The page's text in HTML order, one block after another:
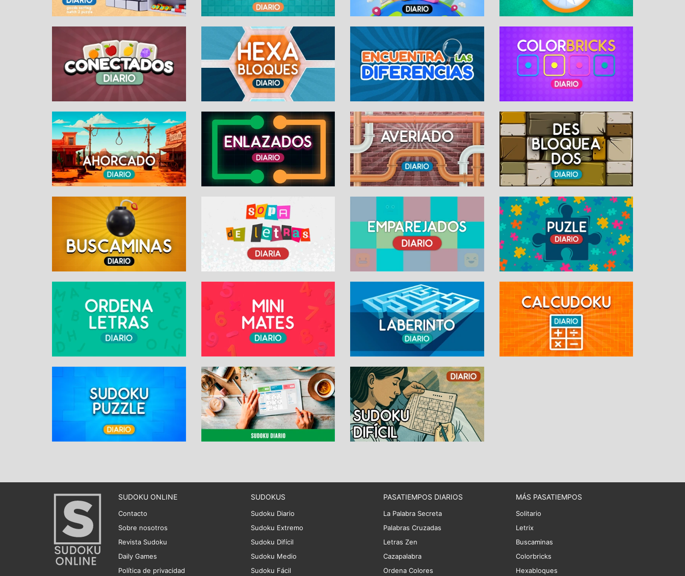
SUDOKU ONLINE
Contacto
Sobre nosotros
Revista Sudoku
Daily Games
Política de privacidad
SUDOKUS
Sudoku Diario
Sudoku Extremo
Sudoku Difícil
Sudoku Medio
Sudoku Fácil
PASATIEMPOS DIARIOS
La Palabra Secreta
Palabras Cruzadas
Letras Zen
Cazapalabra
Ordena Colores
MÁS PASATIEMPOS
Solitario
Letrix
Buscaminas
Colorbricks
Hexabloques